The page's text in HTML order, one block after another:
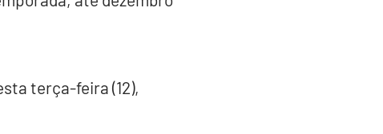
terça-feira (12),